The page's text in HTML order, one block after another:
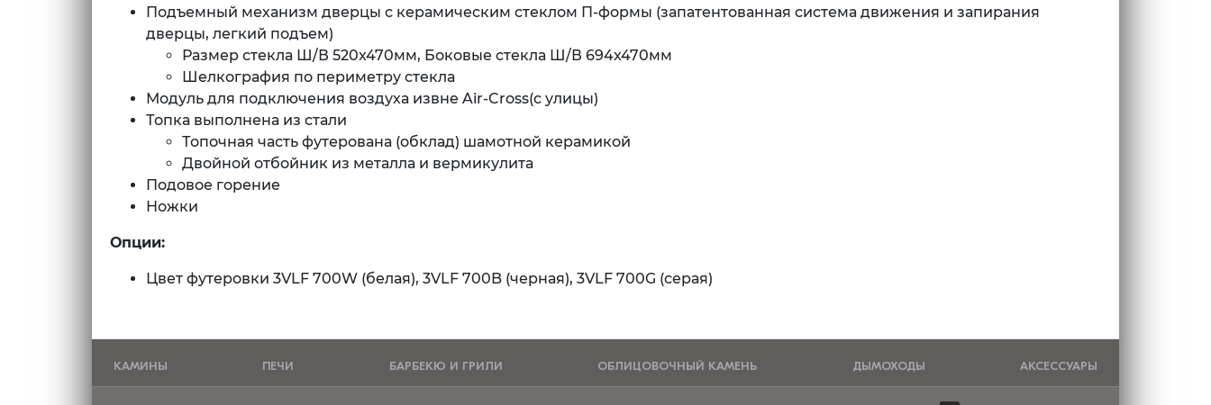
Подъемный механизм дверцы с керамическим стеклом П-формы (запатентованная система движения и запирания
дверцы, легкий подъем)
Размер стекла Ш/В 520x470мм, Боковые стекла Ш/В 694x470мм
Шелкография по периметру стекла
Модуль для подключения воздуха извне Air-Cross(с улицы)
Топка выполнена из стали
Топочная часть футерована (обклад) шамотной керамикой
Двойной отбойник из металла и вермикулита
Подовое горение
Ножки
Опции:
Цвет футеровки 3VLF 700W (белая), 3VLF 700B (черная), 3VLF 700G (серая)
КАМИНЫ ПЕЧИ БАРБЕКЮ И ГРИЛИ ОБЛИЦОВОЧНЫЙ КАМЕНЬ ДЫМОХОДЫ АКСЕССУАРЫ